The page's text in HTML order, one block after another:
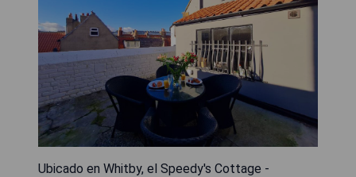
Ubicado en Whitby, el Speedy's Cottage -